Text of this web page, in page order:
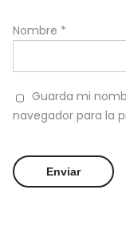
Nombre *
Guarda mi
navegador para la